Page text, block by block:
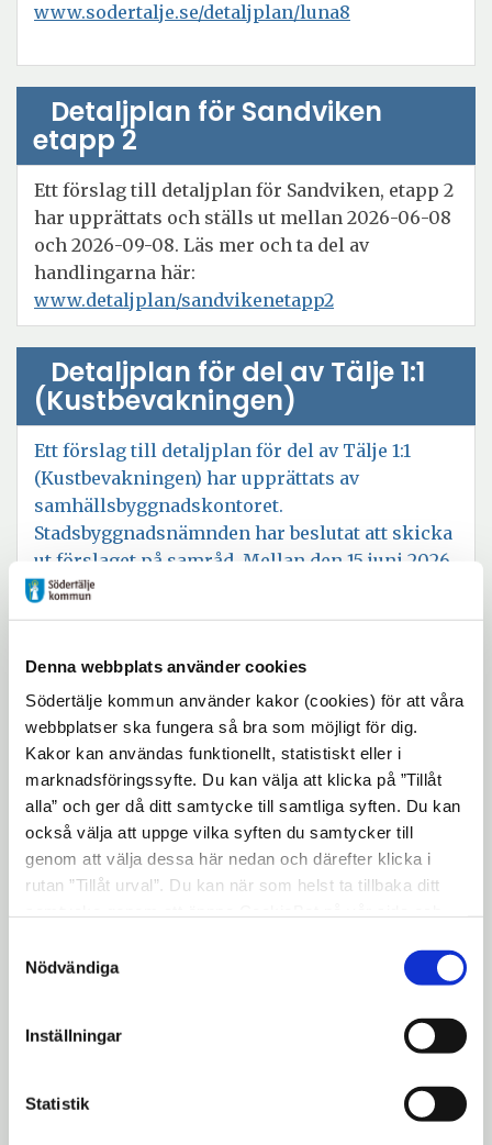
Denna webbplats använder cookies
Södertälje kommun använder kakor (cookies) för att våra
webbplatser ska fungera så bra som möjligt för dig.
Kakor kan användas funktionellt, statistiskt eller i
marknadsföringssyfte. Du kan välja att klicka på ”Tillåt
alla” och ger då ditt samtycke till samtliga syften. Du kan
också välja att uppge vilka syften du samtycker till
genom att välja dessa här nedan och därefter klicka i
rutan ”Tillåt urval”. Du kan när som helst ta tillbaka ditt
"Visa detaljer" kan du läsa om hur kakorna används och
hur vi och våra leverantörer inhämtar och behandlar
Nödvändiga
Inställningar
Statistik
www.sodertalje.se/detaljplan/luna8
Detaljplan för Sandviken
etapp 2
Ett förslag till detaljplan för Sandviken, etapp 2
har upprättats och ställs ut mellan 2026-06-08
och 2026-09-08. Läs mer och ta del av
handlingarna här:
www.detaljplan/sandvikenetapp2Öppna
i
nytt
fönster
Detaljplan för del av Tälje 1:1
(Kustbevakningen)
Ett förslag till detaljplan för del av Tälje 1:1
(Kustbevakningen) har upprättats av
samhällsbyggnadskontoret.
Stadsbyggnadsnämnden har beslutat att skicka
ut förslaget på samråd. Mellan den 15 juni 2026
fram till och med den 14 augusti 2026 kan du
lämna synpunkter på förslaget.
Detaljplan Kustbevakningen
i
nytt
fönster
Detaljplan för del av
Björnfoten 1:54
Ett förslag till detaljplan för del av Björnfoten
1:54 har upprättats av
samhällsbyggnadskontoret.
17 juni
2026fram till och med 8 september 2026kan
Läs mer och ta del av handlingarna här: